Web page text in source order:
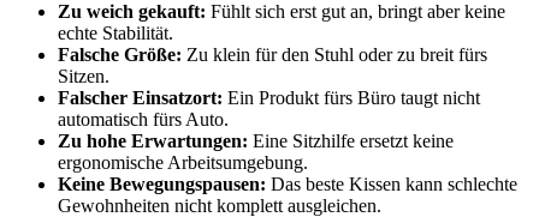
Zu weich gekauft: Fühlt sich erst gut an, bringt aber keine
echte Stabilität.
Falsche Größe: Zu klein für den Stuhl oder zu breit fürs
Sitzen.
Falscher Einsatzort: Ein Produkt fürs Büro taugt nicht
automatisch fürs Auto.
Zu hohe Erwartungen: Eine Sitzhilfe ersetzt keine
ergonomische Arbeitsumgebung.
Keine Bewegungspausen: Das beste Kissen kann schlechte
Gewohnheiten nicht komplett ausgleichen.